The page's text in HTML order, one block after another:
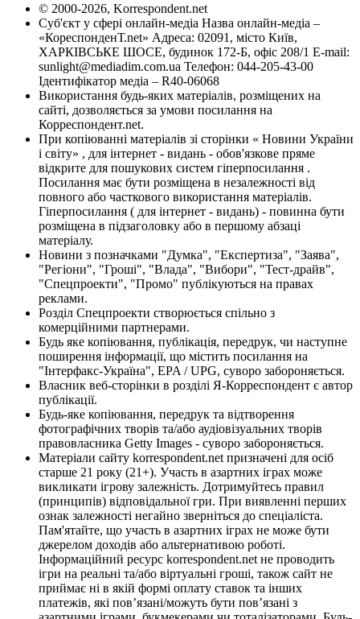
© 2000-2026, Korrespondent.net
Суб'єкт у сфері онлайн-медіа Назва онлайн-медіа –
«КореспонденТ.net» Адреса: 02091, місто Київ,
ХАРКІВСЬКЕ ШОСЕ, будинок 172-Б, офіс 208/1 E-mail:
sunlight@mediadim.com.ua Телефон: 044-205-43-00
Ідентифікатор медіа – R40-06068
Використання будь-яких матеріалів, розміщених на
сайті, дозволяється за умови посилання на
Корреспондент.net.
При копіюванні матеріалів зі сторінки « Новини України
і світу» , для інтернет - видань - обов'язкове пряме
відкрите для пошукових систем гіперпосилання .
Посилання має бути розміщена в незалежності від
повного або часткового використання матеріалів.
Гіперпосилання ( для інтернет - видань) - повинна бути
розміщена в підзаголовку або в першому абзаці
матеріалу.
Новини з позначками "Думка", "Експертиза", "Заява",
"Регіони", "Гроші", "Влада", "Вибори", "Тест-драйв",
"Спецпроекти", "Промо" публікуються на правах
реклами.
Розділ Спецпроекти створюється спільно з
комерційними партнерами.
Будь яке копіювання, публікація, передрук, чи наступне
поширення інформації, що містить посилання на
"Інтерфакс-Україна", EPA / UPG, суворо забороняється.
Власник веб-сторінки в розділі Я-Корреспондент є автор
публікації.
Будь-яке копіювання, передрук та відтворення
фотографічних творів та/або аудіовізуальних творів
правовласника Getty Images - суворо забороняється.
Матеріали сайту korrespondent.net призначені для осіб
старше 21 року (21+). Участь в азартних іграх може
викликати ігрову залежність. Дотримуйтесь правил
(принципів) відповідальної гри. При виявленні перших
ознак залежності негайно зверніться до спеціаліста.
Пам'ятайте, що участь в азартних іграх не може бути
джерелом доходів або альтернативою роботі.
Інформаційний ресурс korrespondent.net не проводить
ігри на реальні та/або віртуальні гроші, також сайт не
приймає ні в якій формі оплату ставок та інших
платежів, які пов’язані/можуть бути пов’язані з